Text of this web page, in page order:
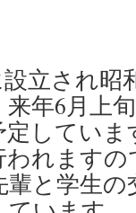
立され
年6月上
してい
れます
と学生